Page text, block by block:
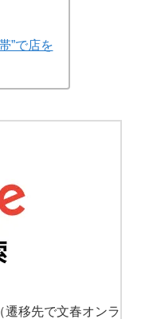
”で店を
（遷移先で文春オンラ